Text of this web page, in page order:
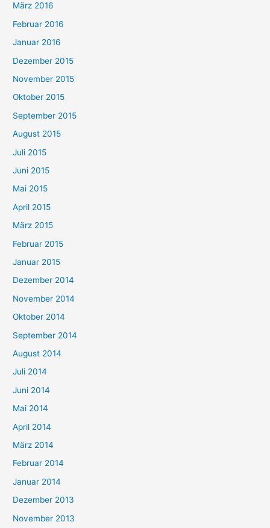
März 2016
Februar 2016
Januar 2016
Dezember 2015
November 2015
Oktober 2015
September 2015
August 2015
Juli 2015
Juni 2015
Mai 2015
April 2015
März 2015
Februar 2015
Januar 2015
Dezember 2014
November 2014
Oktober 2014
September 2014
August 2014
Juli 2014
Juni 2014
Mai 2014
April 2014
März 2014
Februar 2014
Januar 2014
Dezember 2013
November 2013